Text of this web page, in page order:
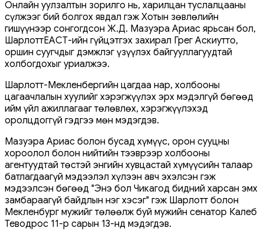
Онлайн уулзалтын зорилго нь, харилцан туслалцааны
сүлжээг бий болгох явдал гэж Хотын зөвлөлийн
гишүүнээр сонгогдсон Ж.Д. Мазуэра Ариас ярьсан бол,
ШарлоттЕАСТ-ийн гүйцэтгэх захирал Грег Аскиутто,
оршин суугчдыг дэмжлэг үзүүлэх байгууллагуудтай
холбогдохыг уриалжээ.
Шарлотт-Мекленбергийн цагдаа нар, холбооны
цагаачлалын хуулийг хэрэгжүүлэх эрх мэдэлгүй бөгөөд
ийм үйл ажиллагааг төлөвлөх, хэрэгжүүлэхэд
оролцдоггүй гэдгээ мөн мэдэгдэв.
Мазуэра Ариас болон бусад хүмүүс, орон сууцны
хороолол болон нийтийн тээврээр холбооны
агентуудтай төстэй энгийн хувцастай хүмүүсийн талаар
батлагдаагүй мэдээлэл хүлээн авч эхэлсэн гэж
мэдээлсэн бөгөөд "Энэ бол Чикагод бидний харсан эмх
замбараагүй байдлын нэг хэсэг" гэж Шарлотт болон
Мекленбург мужийг төлөөлж буй мужийн сенатор Калеб
Теводрос 11-р сарын 13-нд мэдэгдэв.